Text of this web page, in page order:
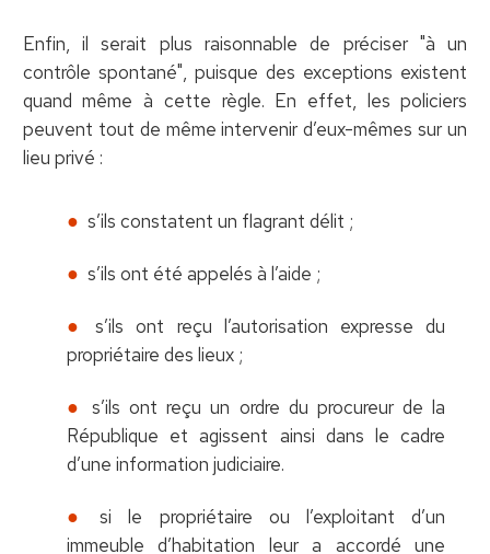
Enfin, il serait plus raisonnable de préciser "à un
contrôle spontané", puisque des exceptions existent
quand même à cette règle. En effet, les policiers
peuvent tout de même intervenir d’eux-mêmes sur un
lieu privé :
s’ils constatent un flagrant délit ;
s’ils ont été appelés à l’aide ;
s’ils ont reçu l’autorisation expresse du
propriétaire des lieux ;
s’ils ont reçu un ordre du procureur de la
République et agissent ainsi dans le cadre
d’une information judiciaire.
si le propriétaire ou l’exploitant d’un
immeuble d’habitation leur a accordé une